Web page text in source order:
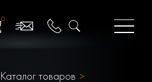
0
Каталог товаров